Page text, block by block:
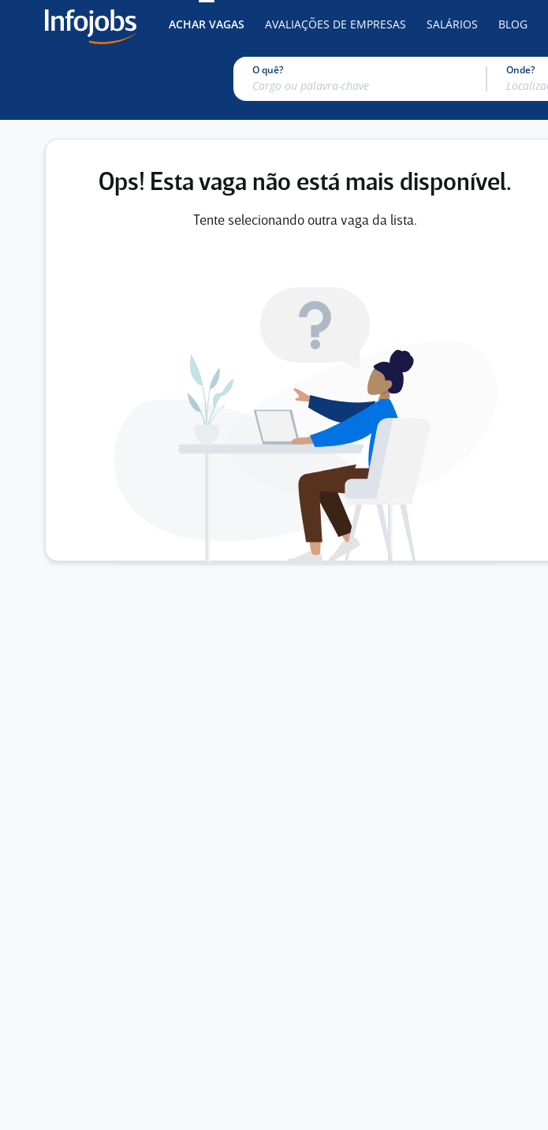
ACHAR VAGAS AVALIAÇÕES DE EMPRESAS SALÁRIOS BLOG
O quê? Onde?
Ops! Esta vaga não está mais disponível.
Tente selecionando outra vaga da lista.